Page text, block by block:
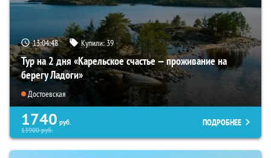
13:04:47 Купили:39
Тур на 2 дня «Карельское счастье — проживание на
берегу Ладоги»
Достоевская
1740 руб.
13900руб.
ПОДРОБНЕЕ